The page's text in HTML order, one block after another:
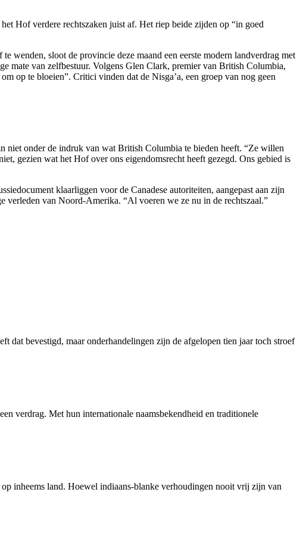
Hof verdere rechtszaken juist af. Het riep beide zijden op “in goed
wenden, sloot de provincie deze maand een eerste modern landverdrag met
mate van zelfbestuur. Volgens Glen Clark, premier van British Columbia,
op te bloeien”. Critici vinden dat de Nisga’a, een groep van nog geen
niet onder de indruk van wat British Columbia te bieden heeft. “Ze willen
gezien wat het Hof over ons eigendomsrecht heeft gezegd. Ons gebied is
klaarliggen voor de Canadese autoriteiten, aangepast aan zijn
verleden van Noord-Amerika. “Al voeren we ze nu in de rechtszaal.”
dat bevestigd, maar onderhandelingen zijn de afgelopen tien jaar toch stroef
verdrag. Met hun internationale naamsbekendheid en traditionele
inheems land. Hoewel indiaans-blanke verhoudingen nooit vrij zijn van